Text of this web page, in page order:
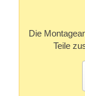
Die
Teile